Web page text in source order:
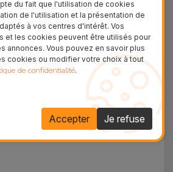
se distingue par
grande finesse, ce qui garantit
Pour le simple fait
flexible, cet accessoire
à votre Smartphone
assurer une protection durable
inutile.
Coques Transparentes
du fait que l'utilisation de cookies
de l'utilisation et la présentation de
à vos centres d'intérêt. Vos
et les cookies peuvent être utilisés pour
annonces. Vous pouvez en savoir plus
cookies ou modifier votre choix à tout
de confidentialité.
Je refuse
Accepter